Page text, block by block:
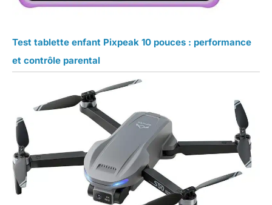
Test tablette enfant Pixpeak 10 pouces : performance
et contrôle parental